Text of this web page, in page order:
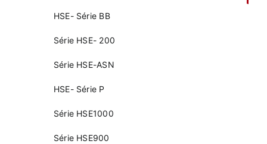
HSE- Série BB
Série HSE- 200
Série HSE-ASN
HSE- Série P
Série HSE1000
Série HSE900